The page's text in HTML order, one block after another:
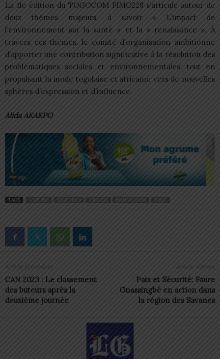
La 11e édition du TOGOCOM FIMO228 s’articule autour de
deux thèmes majeurs, à savoir « L’impact de
l’environnement sur la santé » et la « renaissance ». À
travers ces thèmes, le comité d’organisation ambitionne
d’apporter une contribution significative à la résolution des
problématiques sociales et environnementales, tout en
propulsant la mode togolaise et africaine vers de nouvelles
sphères d’expression et d’influence.
Alida AKAKPO
TAGS CASTING FEATURED FIMO 228 MANNEQUINS TOGO
Article précédent
CAN 2023 : Le classement
des buteurs après la
deuxième journée
Article suivant
Paix et Sécurité: Faure
Gnassingbé en action dans
la région des Savanes